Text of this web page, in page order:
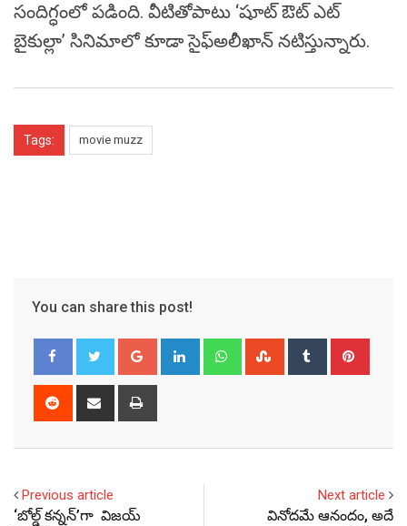
సందిగ్ధంలో పడింది. వీటితోపాటు ‘షూట్‌ ఔట్‌ ఎట్‌
బైకుల్లా’ సినిమాలో కూడా సైఫ్‌అలీఖాన్‌ నటిస్తున్నారు.
Tags: movie muzz
You can share this post!
Google+ LinkedIn WhatsappStumbleUpon
Tumblr
Reddit
Share
Previous article
‘బోల్డ్‌ కన్నన్‌’గా విజయ్‌
Next article
వినోదమే ఆనందం, అదే